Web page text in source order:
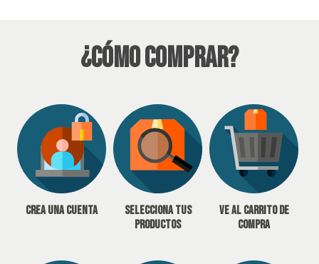
¿Cómo Comprar?
Crea una cuenta
Selecciona tus
productos
Ve al carrito de
compra